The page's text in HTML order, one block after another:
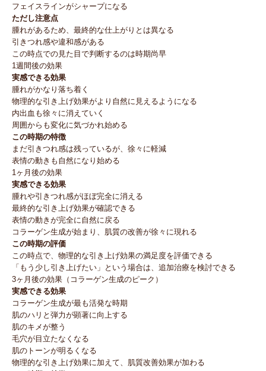
フェイスラインがシャープになる
ただし注意点
腫れがあるため、最終的な仕上がりとは異なる
引きつれ感や違和感がある
この時点での見た目で判断するのは時期尚早
1週間後の効果
実感できる効果
腫れがかなり落ち着く
物理的な引き上げ効果がより自然に見えるようになる
内出血も徐々に消えていく
周囲からも変化に気づかれ始める
この時期の特徴
まだ引きつれ感は残っているが、徐々に軽減
表情の動きも自然になり始める
1ヶ月後の効果
実感できる効果
腫れや引きつれ感がほぼ完全に消える
最終的な引き上げ効果が確認できる
表情の動きが完全に自然に戻る
コラーゲン生成が始まり、肌質の改善が徐々に現れる
この時期の評価
この時点で、物理的な引き上げ効果の満足度を評価できる
「もう少し引き上げたい」という場合は、追加治療を検討できる
3ヶ月後の効果（コラーゲン生成のピーク）
実感できる効果
コラーゲン生成が最も活発な時期
肌のハリと弾力が顕著に向上する
肌のキメが整う
毛穴が目立たなくなる
肌のトーンが明るくなる
物理的な引き上げ効果に加えて、肌質改善効果が加わる